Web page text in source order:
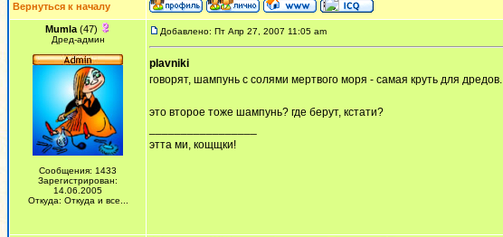
Вернуться к началу
Mumla (47)
Дред-админ
Сообщения: 1433
Зарегистрирован:
14.06.2005
Откуда: Откуда и все...
Добавлено: Пт Апр 27, 2007 11:05 am
plavniki
говорят, шампунь с солями мертвого моря - самая круть для дредов.
это второе тоже шампунь? где берут, кстати?
этта ми, кощщки!